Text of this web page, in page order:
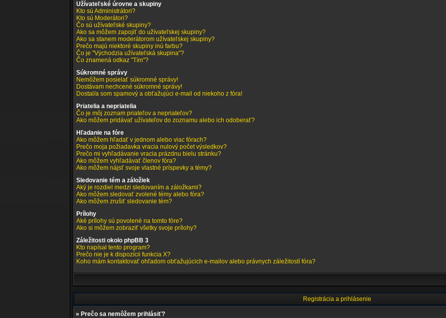
Užívateľské úrovne a skupiny
Kto sú Administrátori?
Kto sú Moderátori?
Čo sú užívateľské skupiny?
Ako sa môžem zapojiť do užívateľskej skupiny?
Ako sa stanem moderátorom užívateľskej skupiny?
Prečo majú niektoré skupiny inú farbu?
Čo je "Východzia užívateľská skupina"?
Čo znamená odkaz "Tím"?
Súkromné správy
Nemôžem posielať súkromné správy!
Dostávam nechcené súkromné správy!
Dostal/a som spamový a obťažujúci e-mail od niekoho z fóra!
Priatelia a nepriatelia
Čo je môj zoznam priateľov a nepriateľov?
Ako môžem pridávať užívateľov do zoznamu alebo ich odoberať?
Hľadanie na fóre
Ako môžem hľadať v jednom alebo viac fórach?
Prečo moja požiadavka vracia nulový počet výsledkov?
Prečo mi vyhľadávanie vracia prázdnu bielu stránku?
Ako môžem vyhľadávať členov fóra?
Ako môžem nájsť svoje vlastné príspevky a témy?
Sledovanie tém a záložiek
Aký je rozdiel medzi sledovaním a záložkami?
Ako môžem sledovať zvolené témy alebo fóra?
Ako môžem zrušiť sledovanie tém?
Prílohy
Aké prílohy sú povolené na tomto fóre?
Ako si môžem zobraziť všetky svoje prílohy?
Záležitosti okolo phpBB 3
Kto napísal tento program?
Prečo nie je k dispozícii funkcia X?
Koho mám kontaktovať ohľadom obťažujúcich e-mailov alebo právnych záležitostí fóra?
Registrácia a prihlásenie
» Prečo sa nemôžem prihlásiť?